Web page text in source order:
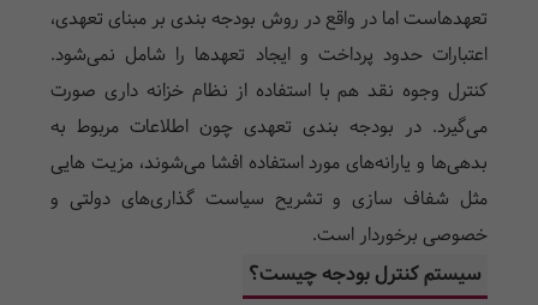
تعهدهاست اما در واقع در روش بودجه بندی بر مبنای تعهدی،
اعتبارات حدود پرداخت و ایجاد تعهد‌ها را شامل نمی‌شود.
کنترل وجوه نقد هم با استفاده از نظام خزانه داری صورت
می‌گیرد. در بودجه بندی تعهدی چون اطلاعات مربوط به
بدهی‌ها و یارانه‌های مورد استفاده افشا می‌شوند، مزیت ‌هایی
مثل شفاف سازی و تشریح سیاست گذاری‌های دولتی و
خصوصی برخوردار است.
سیستم کنترل بودجه چیست؟